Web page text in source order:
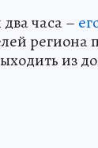
часа –
региона
из